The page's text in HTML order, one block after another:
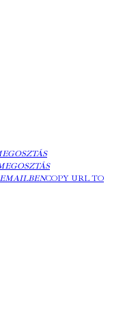
COPY URL TO